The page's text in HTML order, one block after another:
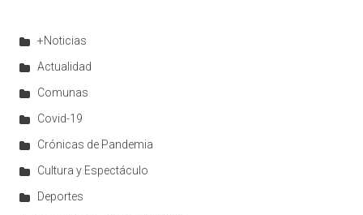
+Noticias
Actualidad
Comunas
Covid-19
Crónicas de Pandemia
Cultura y Espectáculo
Deportes